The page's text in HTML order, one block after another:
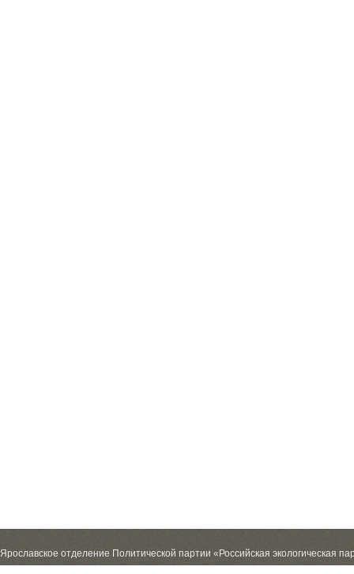
Ярославское отделение Политической партии «Российская экологическая